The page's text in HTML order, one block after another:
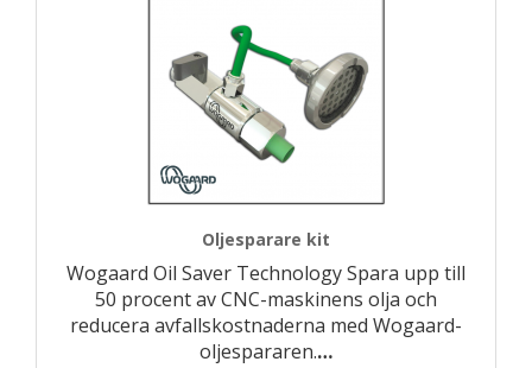
Oljesparare kit
Wogaard Oil Saver Technology Spara upp till
50 procent av CNC-maskinens olja och
reducera avfallskostnaderna med Wogaard-
oljespararen.…